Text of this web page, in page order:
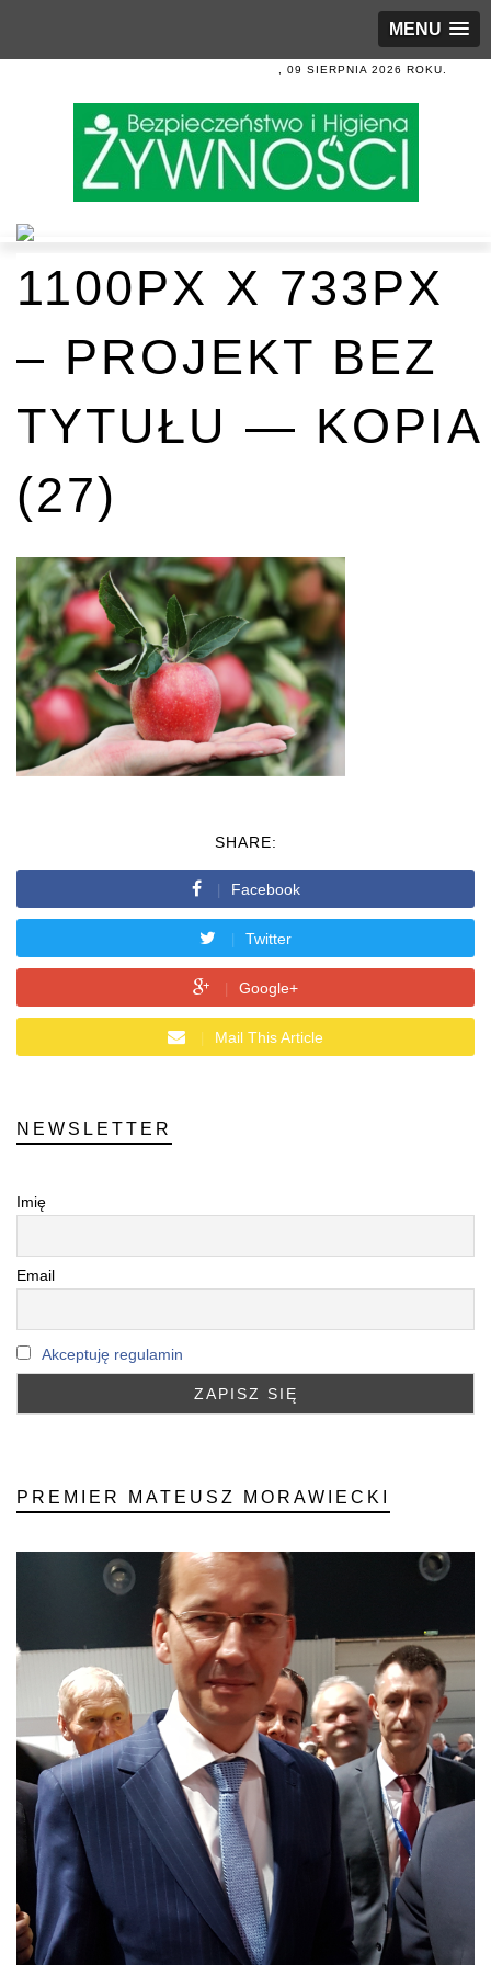
MENU
, 09 SIERPNIA 2026 ROKU.
1100PX X 733PX
– PROJEKT BEZ
TYTUŁU — KOPIA
(27)
SHARE:
Facebook
Twitter
Google+
Mail This Article
NEWSLETTER
Imię
Email
Akceptuję regulamin
PREMIER MATEUSZ MORAWIECKI